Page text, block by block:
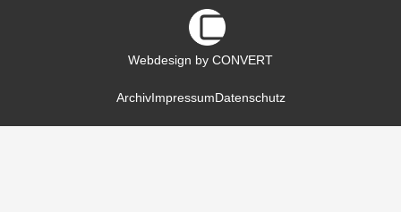
Webdesign by CONVERT
ArchivImpressumDatenschutz